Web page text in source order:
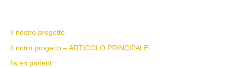
Il nostro progetto
Il notro progetto – ARTICOLO PRINCIPALE
Ils en parlent